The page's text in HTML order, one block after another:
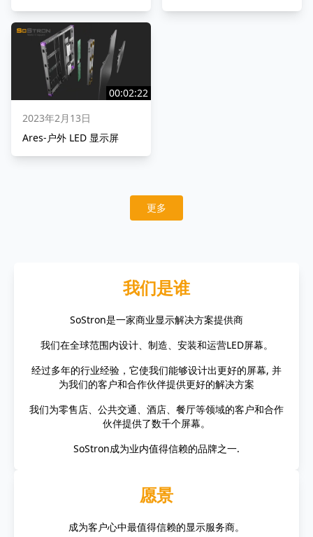
00:02:22
2023年2月13日
Ares-户外 LED 显示屏
更多
我们是谁
SoStron是一家商业显示解决方案提供商
我们在全球范围内设计、制造、安装和运营LED屏幕。
经过多年的行业经验，它使我们能够设计出更好的屏幕, 并
为我们的客户和合作伙伴提供更好的解决方案
我们为零售店、公共交通、酒店、餐厅等领域的客户和合作
伙伴提供了数千个屏幕。
SoStron成为业内值得信赖的品牌之一.
愿景
成为客户心中最值得信赖的显示服务商。